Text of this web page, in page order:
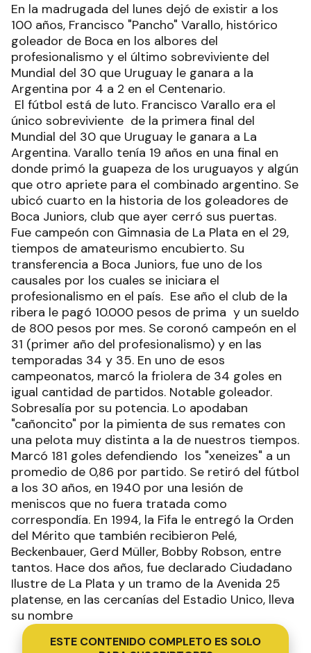
En la madrugada del lunes dejó de existir a los
100 años, Francisco "Pancho" Varallo, histórico
goleador de Boca en los albores del
profesionalismo y el último sobreviviente del
Mundial del 30 que Uruguay le ganara a la
Argentina por 4 a 2 en el Centenario.
El fútbol está de luto. Francisco Varallo era el
único sobreviviente de la primera final del
Mundial del 30 que Uruguay le ganara a La
Argentina. Varallo tenía 19 años en una final en
donde primó la guapeza de los uruguayos y algún
que otro apriete para el combinado argentino. Se
ubicó cuarto en la historia de los goleadores de
Boca Juniors, club que ayer cerró sus puertas.
Fue campeón con Gimnasia de La Plata en el 29,
tiempos de amateurismo encubierto. Su
transferencia a Boca Juniors, fue uno de los
causales por los cuales se iniciara el
profesionalismo en el país. Ese año el club de la
ribera le pagó 10.000 pesos de prima y un sueldo
de 800 pesos por mes. Se coronó campeón en el
31 (primer año del profesionalismo) y en las
temporadas 34 y 35. En uno de esos
campeonatos, marcó la friolera de 34 goles en
igual cantidad de partidos. Notable goleador.
Sobresalía por su potencia. Lo apodaban
"cañoncito" por la pimienta de sus remates con
una pelota muy distinta a la de nuestros tiempos.
Marcó 181 goles defendiendo los "xeneizes" a un
promedio de 0,86 por partido. Se retiró del fútbol
a los 30 años, en 1940 por una lesión de
meniscos que no fuera tratada como
correspondía. En 1994, la Fifa le entregó la Orden
del Mérito que también recibieron Pelé,
Beckenbauer, Gerd Müller, Bobby Robson, entre
tantos. Hace dos años, fue declarado Ciudadano
Ilustre de La Plata y un tramo de la Avenida 25
platense, en las cercanías del Estadio Unico, lleva
su nombre
ESTE CONTENIDO COMPLETO ES SOLO